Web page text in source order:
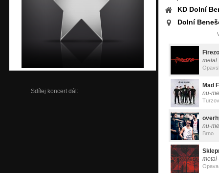
Sdílej koncert dál:
KD Dolní
Dolní
metal
Mad
nu-
nu-
Brno
Opava